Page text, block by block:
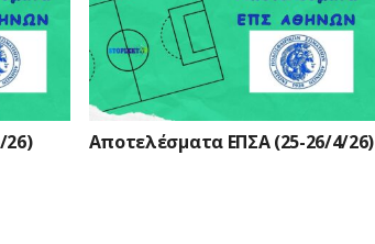
26) Αποτελέσματα ΕΠΣΑ (25-26/4/26)